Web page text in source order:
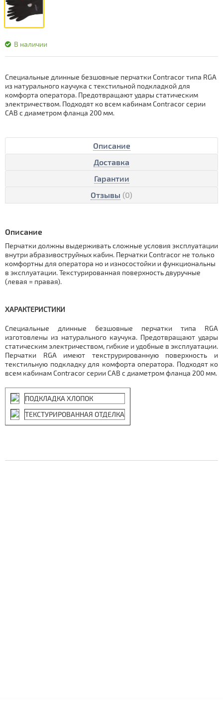
В наличии
Специальные длинные безшовные перчатки Contracor типа RGA
из натурального каучука с текстильной подкладкой для
комфорта оператора. Предотвращают удары статическим
электричеством. Подходят ко всем кабинам Contracor серии
CAB с диаметром фланца 200 мм.
Описание
Доставка
Гарантии
Отзывы (0)
Описание
Перчатки должны выдерживать сложные условия эксплуатации
внутри абразивоструйных кабин. Перчатки Contracor не только
комфортны для оператора но и износостойки и функциональны
в эксплуатации. Текстурированная поверхность двуручные
(левая = правая).
ХАРАКТЕРИСТИКИ
Специальные длинные безшовные перчатки типа RGA
изготовлены из натурального каучука. Предотвращают удары
статическим электричеством, гибкие и удобные в эксплуатации.
Перчатки RGA имеют текструрированную поверхность и
текстильную подкладку для комфорта оператора. Подходят ко
всем кабинам Contracor серии CAB с диаметром фланца 200 мм.
ПОДКЛАДКА ХЛОПОК
ТЕКСТУРИРОВАННАЯ ОТДЕЛКА